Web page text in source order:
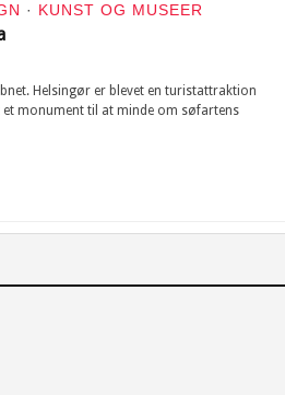
· KUNST OG MUSEER
Helsingør er blevet en turistattraktion
monument til at minde om søfartens